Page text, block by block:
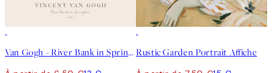
Van Gogh - River Bank in Springtime Affiche Rustic Garden Portrait Affiche